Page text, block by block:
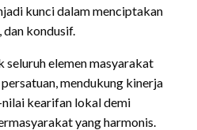
kunci dalam menciptakan
dan kondusif.
seluruh elemen masyarakat
mendukung kinerja
kearifan lokal demi
yang harmonis.